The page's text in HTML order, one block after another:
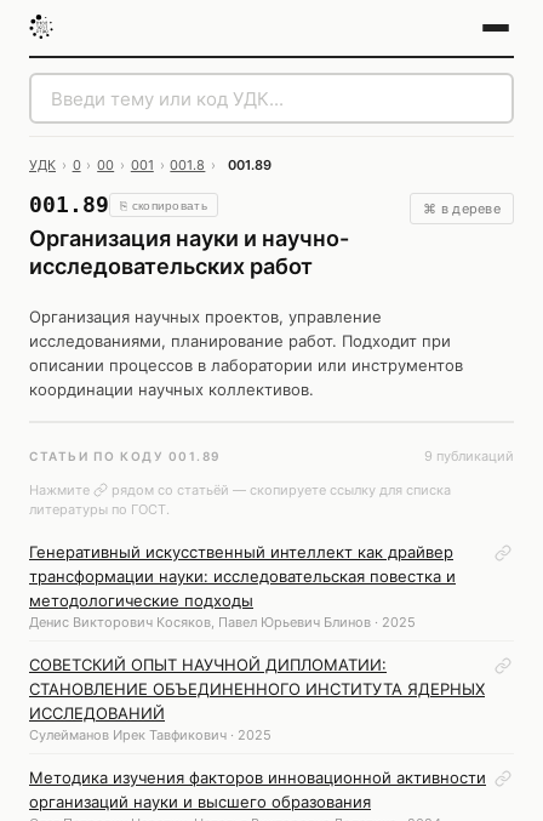
УДК › 0 › 00 › 001 › 001.8 › 001.89
001.89 ⎘ скопировать
Организация науки и научно-
исследовательских работ
⌘ в дереве
Организация научных проектов, управление
исследованиями, планирование работ. Подходит при
описании процессов в лаборатории или инструментов
координации научных коллективов.
СТАТЬИ ПО КОДУ 001.89
9 публикаций
Нажмите
рядом со статьёй — скопируете ссылку для списка
литературы по ГОСТ.
Генеративный искусственный интеллект как драйвер
трансформации науки: исследовательская повестка и
методологические подходы
Денис Викторович Косяков, Павел Юрьевич Блинов · 2025
СОВЕТСКИЙ ОПЫТ НАУЧНОЙ ДИПЛОМАТИИ:
СТАНОВЛЕНИЕ ОБЪЕДИНЕННОГО ИНСТИТУТА ЯДЕРНЫХ
ИССЛЕДОВАНИЙ
Сулейманов Ирек Тавфикович · 2025
Методика изучения факторов инновационной активности
организаций науки и высшего образования